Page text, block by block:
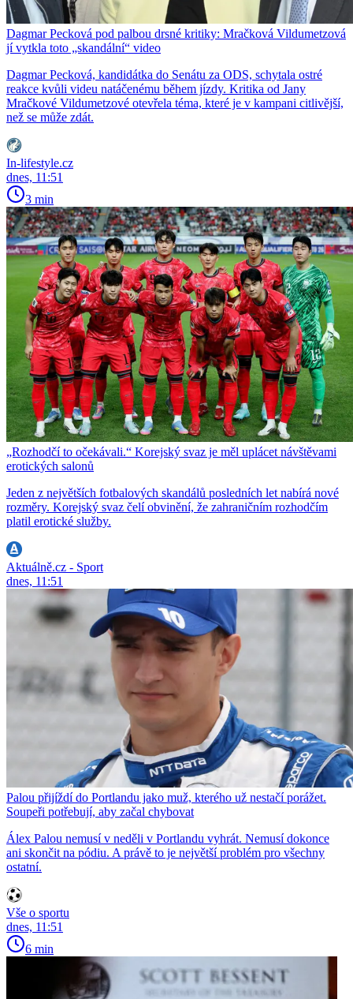
Dagmar Pecková pod palbou drsné kritiky: Mračková Vildumetzová
jí vytkla toto „skandální“ video
Dagmar Pecková, kandidátka do Senátu za ODS, schytala ostré
reakce kvůli videu natáčenému během jízdy. Kritika od Jany
Mračkové Vildumetzové otevřela téma, které je v kampani citlivější,
než se může zdát.
In-lifestyle.cz
dnes, 11:51
3 min
„Rozhodčí to očekávali.“ Korejský svaz je měl uplácet návštěvami
erotických salonů
Jeden z největších fotbalových skandálů posledních let nabírá nové
rozměry. Korejský svaz čelí obvinění, že zahraničním rozhodčím
platil erotické služby.
Aktuálně.cz - Sport
dnes, 11:51
Palou přijíždí do Portlandu jako muž, kterého už nestačí porážet.
Soupeři potřebují, aby začal chybovat
Álex Palou nemusí v neděli v Portlandu vyhrát. Nemusí dokonce
ani skončit na pódiu. A právě to je největší problém pro všechny
ostatní.
Vše o sportu
dnes, 11:51
6 min